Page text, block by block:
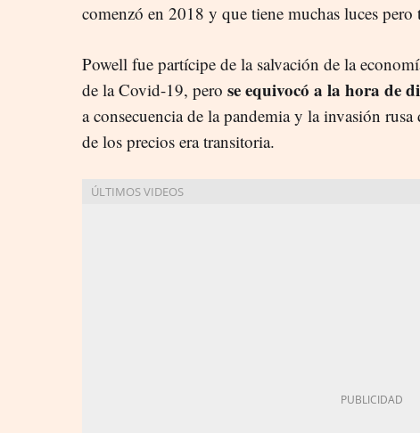
comenzó en 2018 y que tiene muchas luces
Powell fue partícipe de la salvación de la
de la Covid-19, pero se equivocó a la hora de
a consecuencia de la pandemia y la invasión
de los precios era transitoria.